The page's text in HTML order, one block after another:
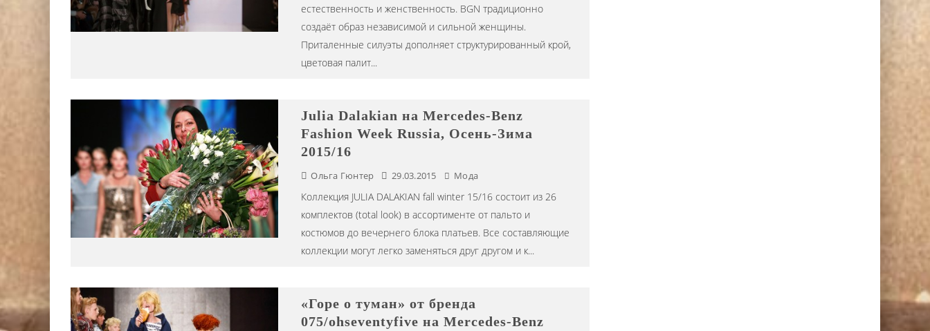
естественность и женственность. BGN традиционно
создаёт образ независимой и сильной женщины.
Приталенные силуэты дополняет структурированный крой,
цветовая палит...
Julia Dalakian на Mercedes-Benz
Fashion Week Russia, Осень-Зима
2015/16
Ольга Гюнтер 29.03.2015 Мода
Коллекция JULIA DALAKIAN fall winter 15/16 состоит из 26
комплектов (total look) в ассортименте от пальто и
костюмов до вечернего блока платьев. Все составляющие
коллекции могут легко заменяться друг другом и к...
«Горе о туман» от бренда
075/ohseventyfive на Mercedes-Benz